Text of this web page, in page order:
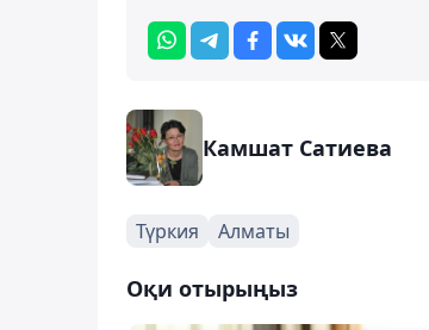
Камшат Сатиева
Түркия Алматы
Оқи отырыңыз